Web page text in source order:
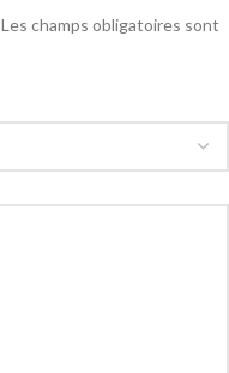
Les champs obligatoires sont